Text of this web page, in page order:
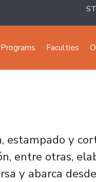
Faculties
estampado y
entre otras,
y abarca